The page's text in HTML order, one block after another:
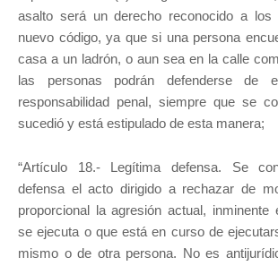
asalto será un derecho reconocido a los
nuevo código, ya que si una persona
casa a un ladrón, o aun sea en la calle
las personas podrán defenderse de
responsabilidad penal, siempre que se
sucedió y está estipulado de esta manera;
“Artículo 18.- Legítima defensa. Se
defensa el acto dirigido a rechazar de
proporcional la agresión actual, inminente
se ejecuta o que está en curso de
mismo o de otra persona. No es